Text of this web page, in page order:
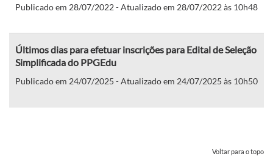
Publicado em 28/07/2022 - Atualizado em 28/07/2022 às 10h48
Últimos dias para efetuar inscrições para Edital de Seleção
Simplificada do PPGEdu
Publicado em 24/07/2025 - Atualizado em 24/07/2025 às 10h50
Voltar para o topo